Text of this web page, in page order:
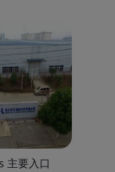
主要入口